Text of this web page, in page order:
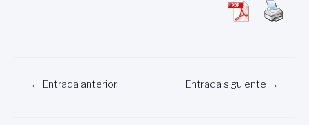
Navegación
← Entrada anterior Entrada siguiente →